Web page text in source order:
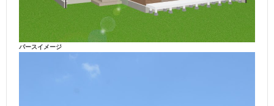
パースイメージ